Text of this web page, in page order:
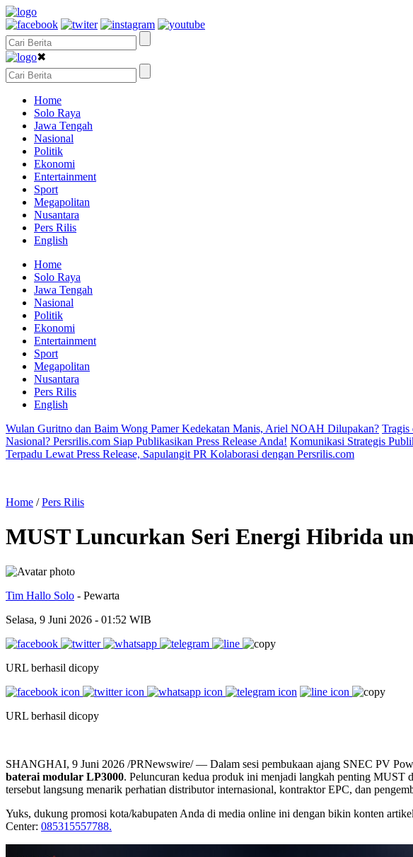
✖
Home
Solo Raya
Jawa Tengah
Nasional
Politik
Ekonomi
Entertainment
Sport
Megapolitan
Nusantara
Pers Rilis
English
Home
Solo Raya
Jawa Tengah
Nasional
Politik
Ekonomi
Entertainment
Sport
Megapolitan
Nusantara
Pers Rilis
English
Wulan Guritno dan Baim Wong Pamer Kedekatan Manis, Ariel NOAH Dilupakan? Tragis
Nasional? Persrilis.com Siap Publikasikan Press Release Anda! Komunikasi Strategis
Terpadu Lewat Press Release, Sapulangit PR Kolaborasi dengan Persrilis.com
Home /Pers Rilis
MUST Luncurkan Seri Energi Hibrida
Tim Hallo Solo - Pewarta
Selasa, 9 Juni 2026 - 01:52 WIB
URL berhasil dicopy
URL berhasil dicopy
SHANGHAI, 9 Juni 2026 /PRNewswire/ — Dalam sesi pembukaan ajang SNEC PV
baterai modular LP3000. Peluncuran kedua produk ini menjadi langkah penting MUST
tersebut langsung menarik perhatian distributor internasional, kontraktor EPC, dan
Yuks, dukung promosi kota/kabupaten Anda di media online ini dengan bikin konten
Center: 085315557788.